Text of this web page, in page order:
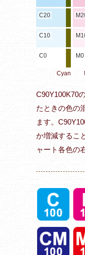
C20
C10
C0
Cyan
M0
C90Y100K70
たときの色の
ます。
か増減するこ
ャート各色の